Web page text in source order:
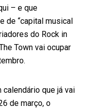
– e que
de “capital musical
do Rock in
Town vai ocupar
calendário que já vai
de março, o